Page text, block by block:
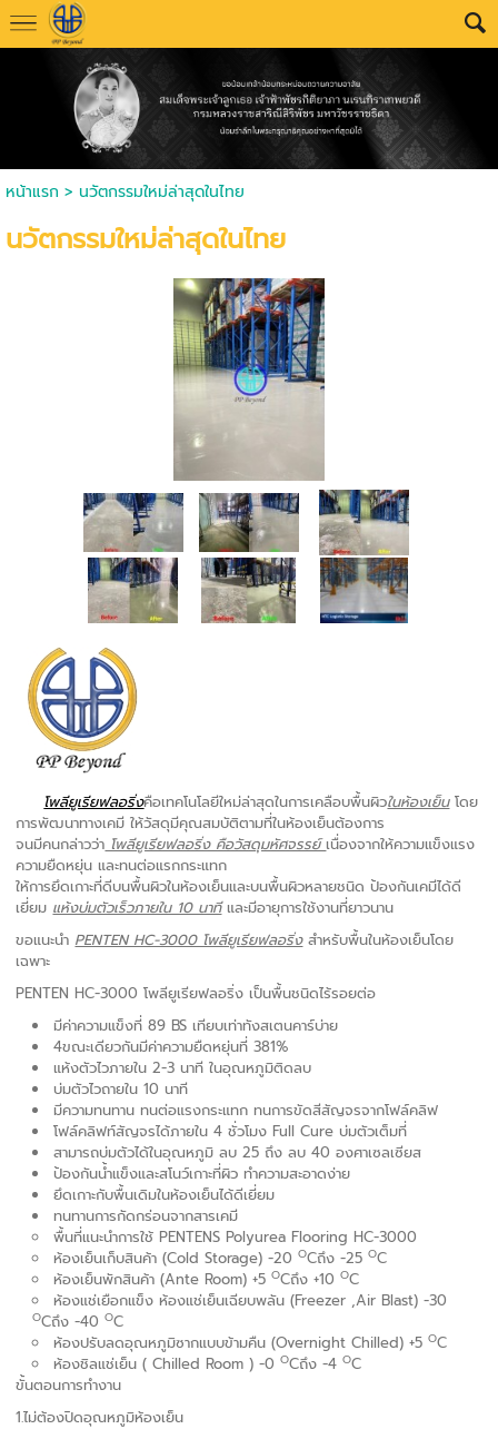
หน้าแรก > นวัตกรรมใหม่ล่าสุดในไทย
นวัตกรรมใหม่ล่าสุดในไทย
โพลียูเรียฟลอริ่งคือเทคโนโลยีใหม่ล่าสุดในการเคลือบพื้นผิวในห้องเย็นโดย
การพัฒนาทางเคมี ให้วัสดุมีคุณสมบัติตามที่ในห้องเย็นต้องการ
จนมีคนกล่าวว่า โพลียูเรียฟลอริ่ง คือวัสดุมหัศจรรย์เนื่องจากให้ความแข็งแรง
ความยืดหยุ่น และทนต่อแรกกระแทก
ให้การยึดเกาะที่ดีบนพื้นผิวในห้องเย็นและบนพื้นผิวหลายชนิด ป้องกันเคมีได้ดี
เยี่ยม แห้งบ่มตัวเร็วภายใน 10 นาทีและมีอายุการใช้งานที่ยาวนาน
ขอแนะนำ PENTEN HC-3000 โพลียูเรียฟลอริ่งสำหรับพื้นในห้องเย็นโดย
เฉพาะ
PENTEN HC-3000 โพลียูเรียฟลอริ่ง เป็นพื้นชนิดไร้รอยต่อ
มีค่าความแข็งที่ 89 BS เทียบเท่าทังสเตนคาร์บ่าย
4ขณะเดียวกันมีค่าความยืดหยุ่นที่ 381%
แห้งตัวไวภายใน 2-3 นาที ในอุณหภูมิติดลบ
บ่มตัวไวถายใน 10 นาที
มีความทนทาน ทนต่อแรงกระแทก ทนการขัดสีสัญจรจากโฟล์คลิฟ
โฟล์คลิฟท์สัญจรได้ภายใน 4 ชั่วโมง Full Cure บ่มตัวเต็มที่
สามารถบ่มตัวได้ในอุณหภูมิ ลบ 25 ถึง ลบ 40 องศาเซลเซียส
ป้องกันน้ำแข็งและสโนว์เกาะที่ผิว ทำความสะอาดง่าย
ยึดเกาะกับพื้นเดิมในห้องเย็นได้ดีเยี่ยม
ทนทานการกัดกร่อนจากสารเคมี
พื้นที่แนะนำการใช้ PENTENS Polyurea Flooring HC-3000
ห้องเย็นเก็บสินค้า (Cold Storage) -20OCถึง -25OC
ห้องเย็นพักสินค้า (Ante Room) +5OCถึง +10OC
ห้องแช่เยือกแข็ง ห้องแช่เย็นเฉียบพลัน (Freezer ,Air Blast) -30
OCถึง -40OC
ห้องปรับลดอุณหภูมิซากแบบข้ามคืน (Overnight Chilled) +5OC
ห้องชิลแช่เย็น ( Chilled Room ) -0OCถึง -4OC
ขั้นตอนการทำงาน
1.ไม่ต้องปิดอุณหภูมิห้องเย็น